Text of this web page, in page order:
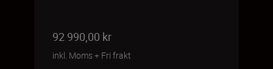
92 990,00 kr
inkl. Moms+ Fri frakt